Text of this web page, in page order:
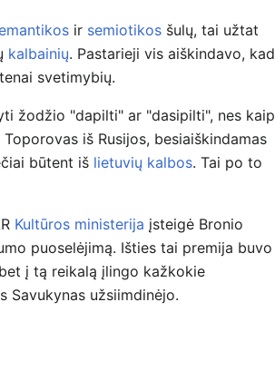
ir semiotikos šulų, tai užtat
kalbainių. Pastarieji vis aiškindavo, kad
svetimybių.
žodžio "dapilti" ar "dasipilti", nes kaip
iš Rusijos, besiaiškindamas
būtent iš lietuvių kalbos. Tai po to
Kultūros ministerija įsteigė Bronio
puoselėjimą. Išties tai premija buvo
į tą reikalą įlingo kažkokie
Savukynas užsiimdinėjo.